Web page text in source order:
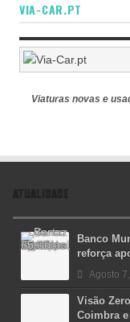
VIA-CAR.PT
Viaturas novas e
ATUALIDADE
Banco
reforça
Agosto
Visão
Coimbra